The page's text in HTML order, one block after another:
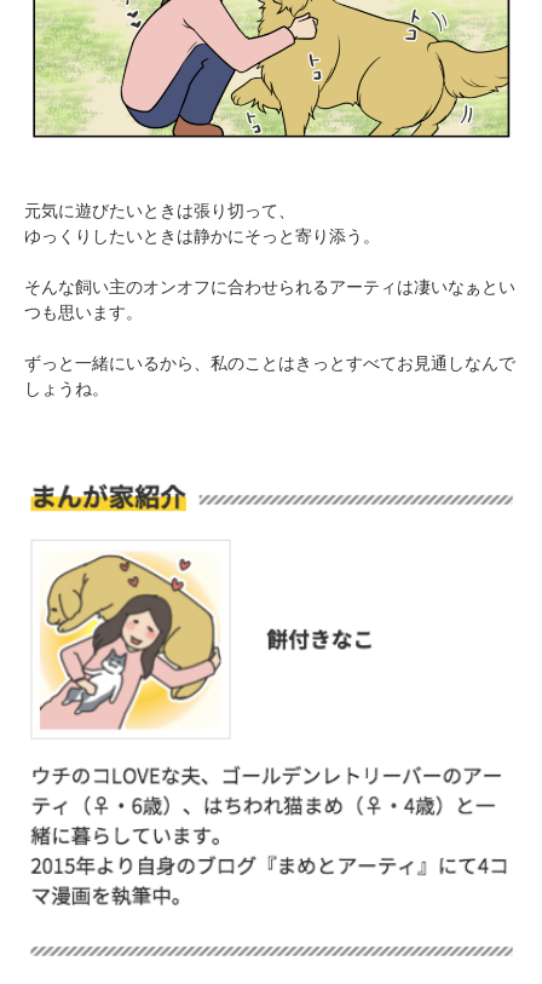
元気に遊びたいときは張り切って、
ゆっくりしたいときは静かにそっと寄り添う。
そんな飼い主のオンオフに合わせられるアーティは凄いなぁとい
つも思います。
ずっと一緒にいるから、私のことはきっとすべてお見通しなんで
しょうね。
pecodogs
pecocats
アプリで開く
アプリをダウンロードする